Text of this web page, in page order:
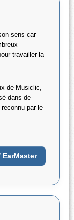
sens car
travailler la
de Musiclic,
dans de
par le
EarMaster